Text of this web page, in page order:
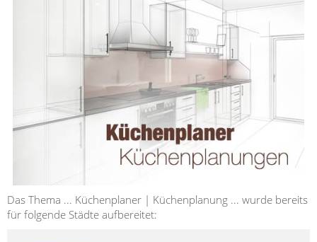
Das Thema ... Küchenplaner | Küchenplanung ... wurde bereits
für folgende Städte aufbereitet: